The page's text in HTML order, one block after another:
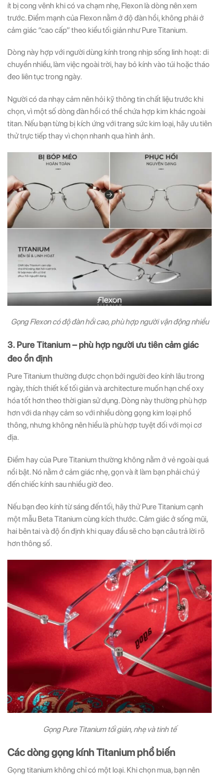
ít bị cong vênh khi có va chạm nhẹ, Flexon là dòng nên xem
trước. Điểm mạnh của Flexon nằm ở độ đàn hồi, không phải ở
cảm giác “cao cấp” theo kiểu tối giản như Pure Titanium.
Dòng này hợp với người dùng kính trong nhịp sống linh hoạt: di
chuyển nhiều, làm việc ngoài trời, hay bỏ kính vào túi hoặc tháo
đeo liên tục trong ngày.
Người có da nhạy cảm nên hỏi kỹ thông tin chất liệu trước khi
chọn, vì một số dòng đàn hồi có thể chứa hợp kim khác ngoài
titan. Nếu bạn từng bị kích ứng với trang sức kim loại, hãy ưu tiên
thử trực tiếp thay vì chọn nhanh qua hình ảnh.
Gọng Flexon có độ đàn hồi cao, phù hợp người vận động nhiều
3. Pure Titanium – phù hợp người ưu tiên cảm giác
đeo ổn định
Pure Titanium thường được chọn bởi người đeo kính lâu trong
ngày, thích thiết kế tối giản và architecture muốn hạn chế oxy
hóa tốt hơn theo thời gian sử dụng. Dòng này thường phù hợp
hơn với da nhạy cảm so với nhiều dòng gọng kim loại phổ
thông, nhưng không nên hiểu là phù hợp tuyệt đối với mọi cơ
địa.
Điểm hay của Pure Titanium thường không nằm ở vẻ ngoài quá
nổi bật. Nó nằm ở cảm giác nhẹ, gọn và ít làm bạn phải chú ý
đến chiếc kính sau nhiều giờ đeo.
Nếu bạn đeo kính từ sáng đến tối, hãy thử Pure Titanium cạnh
một mẫu Beta Titanium cùng kích thước. Cảm giác ở sống mũi,
hai bên tai và độ ổn định khi quay đầu sẽ cho bạn câu trả lời rõ
hơn thông số.
Gọng Pure Titanium tối giản, nhẹ và tinh tế
Các dòng gọng kính Titanium phổ biến
Gọng titanium không chỉ có một loại. Khi chọn mua, bạn nên